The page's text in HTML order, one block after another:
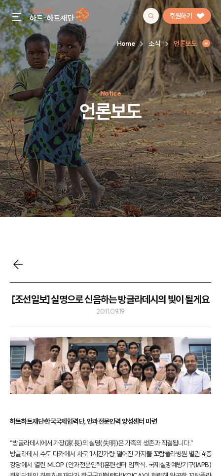
gnb menu open 후원하기
인기 키워드
#정기후원#하트플레이스#캠페인#팬덤후원
Home 소식 언론보도
Notice
언론보도
언론보도
[조선일보] 실명으로 신음하는 방글라데시의 빛이 될게요
2011.09.19
하트하트재단·한국국제협력단, 안과전문인력 양성센터 마련
"방글라데시에서 가장(家長)의 실명(失明)은 가족의 생존과 직결됩니다."
방글라데시 수도 다카에서 차로 1시간가량 떨어진 가지뿔 꼬람똘라병원 별관 4층
강당에서 열린 MLOP (안과전문인력)훈련센터 입학식. 국제실명예방기구(IAPB)